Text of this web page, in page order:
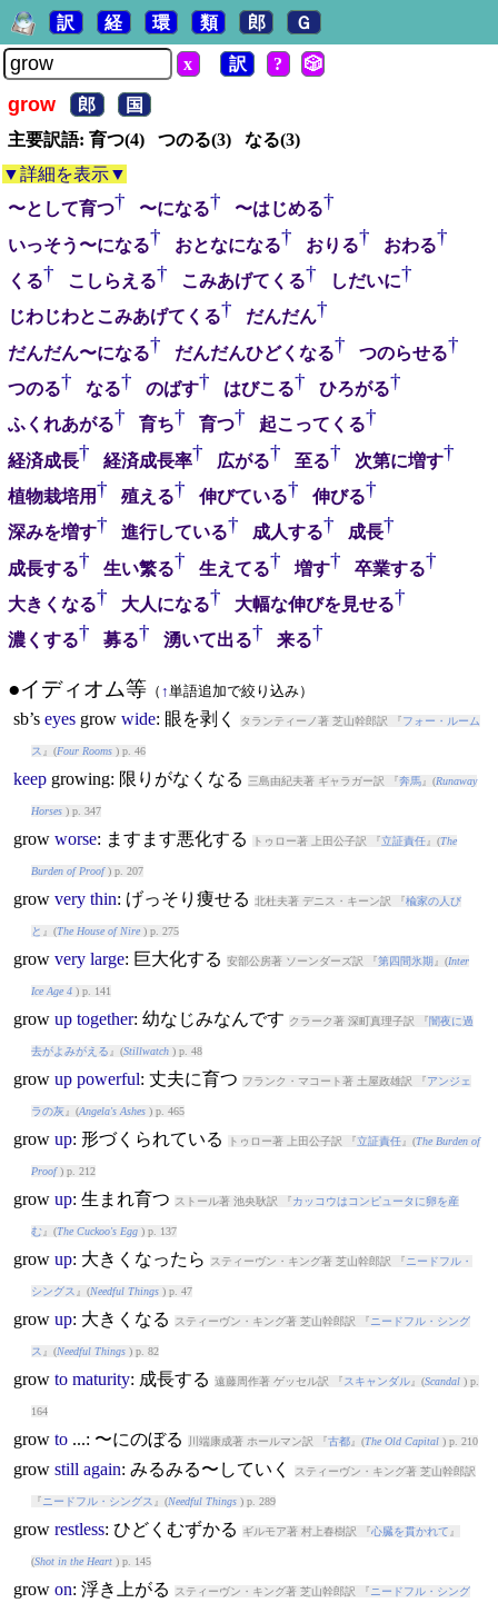
訳 経 環 類 郎 Ｇ
x 訳 ? 🎲
grow 郎
国
主要訳語: 育つ(4) つのる(3) なる(3)
▼詳細を表示▼
〜として育つ† 〜になる† 〜はじめる†
いっそう〜になる† おとなになる† おりる† おわる†
くる† こしらえる† こみあげてくる† しだいに†
じわじわとこみあげてくる† だんだん†
だんだん〜になる† だんだんひどくなる† つのらせる†
つのる† なる† のばす† はびこる† ひろがる†
ふくれあがる† 育ち† 育つ† 起こってくる†
経済成長† 経済成長率† 広がる† 至る† 次第に増す†
植物栽培用† 殖える† 伸びている† 伸びる†
深みを増す† 進行している† 成人する† 成長†
成長する† 生い繁る† 生えてる† 増す† 卒業する†
大きくなる† 大人になる† 大幅な伸びを見せる†
濃くする† 募る† 湧いて出る† 来る†
●イディオム等（ ↑単語追加で絞り込み）
sb’s eyes grow wide: 眼を剥く タランティーノ著 芝山幹郎訳 『 フォー・ルーム
ス 』(Four Rooms) p. 46
keep growing: 限りがなくなる 三島由紀夫著 ギャラガー訳 『奔馬』(Runaway
Horses) p. 347
grow worse: ますます悪化する トゥロー著 上田公子訳 『 立証責任』(The
Burden of Proof) p. 207
grow very thin: げっそり痩せる 北杜夫著 デニス・キーン訳 『楡家の人び
と 』(The House of Nire) p. 275
grow very large: 巨大化する 安部公房著 ソーンダーズ訳 『第四間氷期 』(Inter
Ice Age 4) p. 141
grow up together: 幼なじみなんです クラーク著 深町真理子訳 『 闇夜に過
去がよみがえる 』(Stillwatch) p. 48
grow up powerful: 丈夫に育つ フランク・マコート著 土屋政雄訳 『 アンジェ
ラの灰』(Angela's Ashes) p. 465
grow up: 形づくられている トゥロー著 上田公子訳 『 立証責任』(The Burden of
Proof) p. 212
grow up: 生まれ育つ ストール著 池央耿訳 『 カッコウはコンピュータに卵を産
む』(The Cuckoo's Egg) p. 137
grow up: 大きくなったら スティーヴン・キング著 芝山幹郎訳 『 ニードフル・
シングス 』(Needful Things) p. 47
grow up: 大きくなる スティーヴン・キング著 芝山幹郎訳 『 ニードフル・シング
ス 』(Needful Things) p. 82
grow to maturity: 成長する 遠藤周作著 ゲッセル訳 『 スキャンダル』(Scandal) p.
164
grow to...: 〜にのぼる 川端康成著 ホールマン訳 『古都』(The Old Capital) p. 210
grow still again: みるみる〜していく スティーヴン・キング著 芝山幹郎訳
『 ニードフル・シングス 』(Needful Things) p. 289
grow restless: ひどくむずかる ギルモア著 村上春樹訳 『心臓を貫かれて 』
(Shot in the Heart) p. 145
grow on: 浮き上がる スティーヴン・キング著 芝山幹郎訳 『 ニードフル・シング